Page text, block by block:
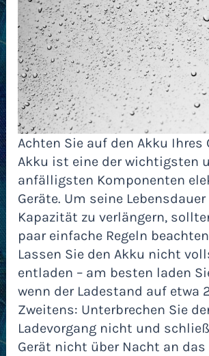
Achten Sie auf den Akku Ihres
Akku ist eine der wichtigsten
anfälligsten Komponenten
Geräte. Um seine
Kapazität zu verlängern,
paar einfache Regeln
Lassen Sie den Akku nicht
entladen – am besten laden
wenn der Ladestand auf etwa
Zweitens: Unterbrechen Sie
Ladevorgang nicht und
Gerät nicht über Nacht an das